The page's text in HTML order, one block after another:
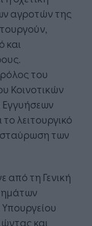
αγροτών της
και
του
Κοινοτικών
Εγγυήσεων
λειτουργικό
των
από τη Γενική
και